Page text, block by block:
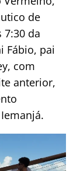
de
7:30 da
Fábio, pai
com
anterior,